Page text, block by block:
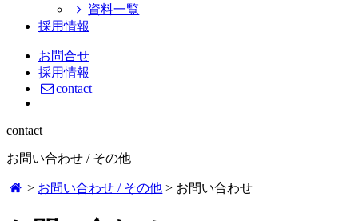
資料一覧
採用情報
お問合せ
採用情報
contact
contact
お問い合わせ / その他
> お問い合わせ / その他 > お問い合わせ